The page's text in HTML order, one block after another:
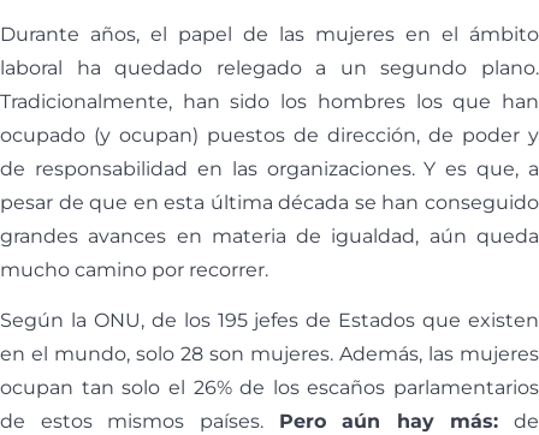
Durante años, el papel de las mujeres en el ámbito
laboral ha quedado relegado a un segundo plano.
Tradicionalmente, han sido los hombres los que han
ocupado (y ocupan) puestos de dirección, de poder y
de responsabilidad en las organizaciones. Y es que, a
pesar de que en esta última década se han conseguido
grandes avances en materia de igualdad, aún queda
mucho camino por recorrer.
Según la ONU, de los 195 jefes de Estados que existen
en el mundo, solo 28 son mujeres. Además, las mujeres
ocupan tan solo el 26% de los escaños parlamentarios
de estos mismos países. Pero aún hay más: de